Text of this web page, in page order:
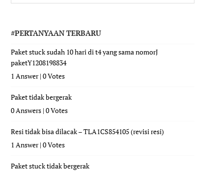
#PERTANYAAN TERBARU
Paket stuck sudah 10 hari di t4 yang sama nomorJ
paketY1208198834
1 Answer|0 Votes
Paket tidak bergerak
0 Answers |0 Votes
Resi tidak bisa dilacak – TLA1CS854105 (revisi resi)
1 Answer|0 Votes
Paket stuck tidak bergerak